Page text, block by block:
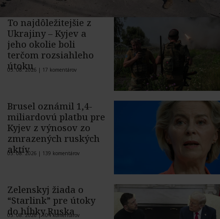
To najdôležitejšie z
Ukrajiny – Kyjev a
jeho okolie boli
terčom rozsiahleho
útoku
05. 08. 2026 | 17 komentárov
Brusel oznámil 1,4-
miliardovú platbu pre
Kyjev z výnosov zo
zmrazených ruských
aktív
05. 08. 2026 | 139 komentárov
Zelenskyj žiada o
“Starlink” pre útoky
do hĺbky Ruska
05. 08. 2026 |104 komentárov